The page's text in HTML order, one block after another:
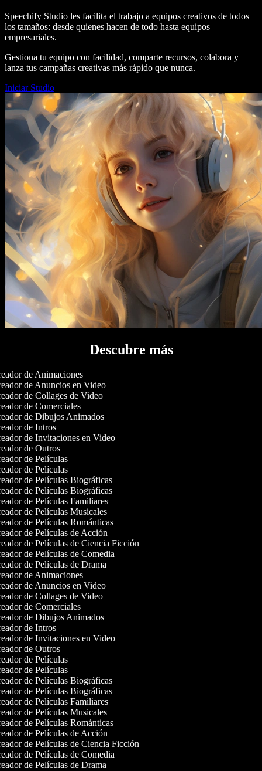
Speechify Studio les facilita el trabajo a equipos creativos de todos
los tamaños: desde quienes hacen de todo hasta equipos
empresariales.
Gestiona tu equipo con facilidad, comparte recursos, colabora y
lanza tus campañas creativas más rápido que nunca.
Iniciar Studio
Descubre más
de Animaciones
de Anuncios en Video
de Collages de Video
de Comerciales
de Dibujos Animados
de Intros
de Invitaciones en Video
de Outros
de Películas
de Películas
de Películas Biográficas
de Películas Biográficas
de Películas Familiares
de Películas Musicales
de Películas Románticas
de Películas de Acción
de Películas de Ciencia Ficción
de Películas de Comedia
de Películas de Drama
de Animaciones
de Anuncios en Video
de Collages de Video
de Comerciales
de Dibujos Animados
de Intros
de Invitaciones en Video
de Outros
de Películas
de Películas
de Películas Biográficas
de Películas Biográficas
de Películas Familiares
de Películas Musicales
de Películas Románticas
de Películas de Acción
de Películas de Ciencia Ficción
de Películas de Comedia
de Películas de Drama